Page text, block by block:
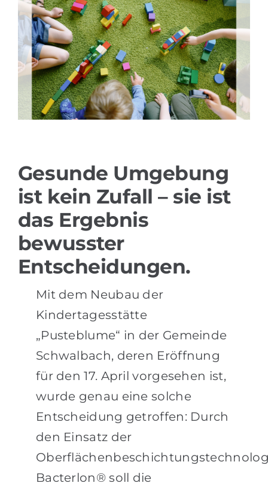
Referenzen
Produkte
Branchenlösungen
Kontakt
Deutsch
Gesunde Umgebung
ist kein Zufall – sie ist
das Ergebnis
bewusster
Entscheidungen.
Mit dem Neubau der
Kindertagesstätte
„Pusteblume“ in der Gemeinde
Schwalbach, deren Eröffnung
für den 17. April vorgesehen ist,
wurde genau eine solche
Entscheidung getroffen: Durch
den Einsatz der
Bacterlon® soll die